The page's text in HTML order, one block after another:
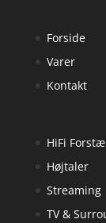
Forside
Varer
Kontakt
HiFi
Højtaler
Streaming
TV &